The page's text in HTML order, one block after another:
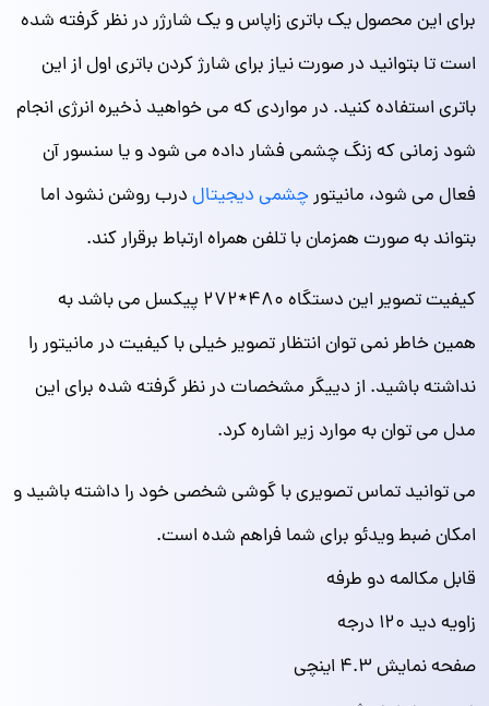
برای این محصول یک باتری زاپاس و یک شارژر در نظر گرفته شده
است تا بتوانید در صورت نیاز برای شارژ کردن باتری اول از این
باتری استفاده کنید. در مواردی که می خواهید ذخیره انرژی انجام
شود زمانی که زنگ چشمی فشار داده می شود و یا سنسور آن
فعال می شود، مانیتورچشمی دیجیتالدرب روشن نشود اما
بتواند به صورت همزمان با تلفن همراه ارتباط برقرار کند.
کیفیت تصویر این دستگاه ۴۸۰*۲۷۲ پیکسل می باشد به
همین خاطر نمی توان انتظار تصویر خیلی با کیفیت در مانیتور را
نداشته باشید. از دییگر مشخصات در نظر گرفته شده برای این
مدل می توان به موارد زیر اشاره کرد.
می توانید تماس تصویری با گوشی شخصی خود را داشته باشید و
امکان ضبط ویدئو برای شما فراهم شده است.
قابل مکالمه دو طرفه
زاویه دید ۱۲۰ درجه
صفحه نمایش ۴.۳ اینچی